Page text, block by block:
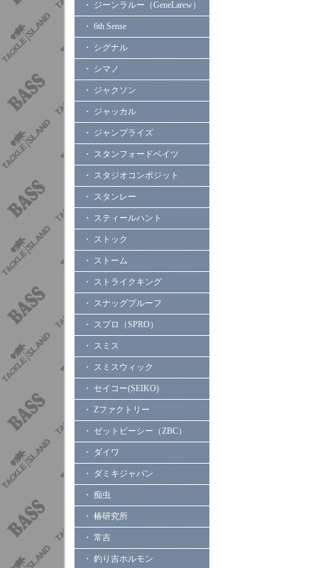
・ ジーンラルー（GeneLarew）
・ 6th Sense
・ シグナル
・ シマノ
・ ジャクソン
・ ジャッカル
・ ジャンプライズ
・ スタンフォードベイツ
・ スタジオコンポジット
・ スタンレー
・ スティールハント
・ ストック
・ ストーム
・ ストライクキング
・ スナッグプルーフ
・ スプロ（SPRO）
・ スミス
・ スミスウィック
・ セイコー(SEIKO)
・ Zファクトリー
・ ゼットビーシー（ZBC）
・ ダイワ
・ ダミキジャパン
・ 痴虫
・ 椿研究所
・ 常吉
・ 釣り吉ホルモン